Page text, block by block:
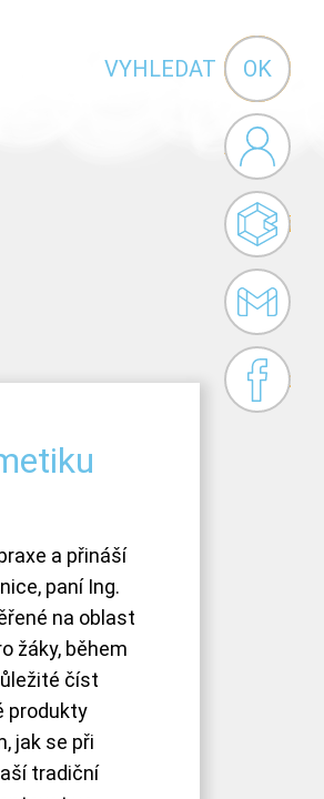
VYHLEDAT
Vyhledávání
Bakaláři
Gmail
Facebook
a přináší
paní Ing.
na oblast
žáky, během
číst
produkty
jak se při
tradiční